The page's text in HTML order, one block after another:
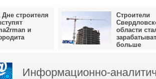
Дне строителя
и
Строители
области
больше
Информационно-